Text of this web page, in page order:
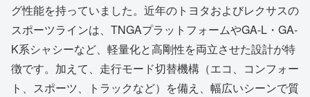
グ性能を持っていました。近年のトヨタおよびレクサスの
スポーツラインは、TNGAプラットフォームやGA-L・GA-
K系シャシーなど、軽量化と高剛性を両立させた設計が特
徴です。加えて、走行モード切替機構（エコ、コンフォー
ト、スポーツ、トラックなど）を備え、幅広いシーンで質